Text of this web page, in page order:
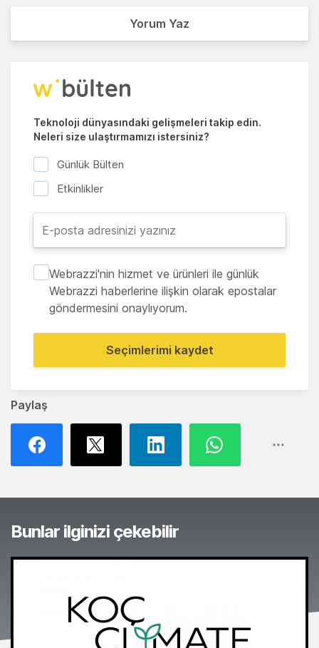
Paylaş
Yorum Yaz
Teknoloji dünyasındaki gelişmeleri takip edin.
Neleri size ulaştırmamızı istersiniz?
Günlük Bülten
Etkinlikler
Webrazzi'nin hizmet ve ürünleri ile günlük
Webrazzi haberlerine ilişkin olarak epostalar
göndermesini onaylıyorum.
Seçimlerimi kaydet
Bunlar ilginizi çekebilir